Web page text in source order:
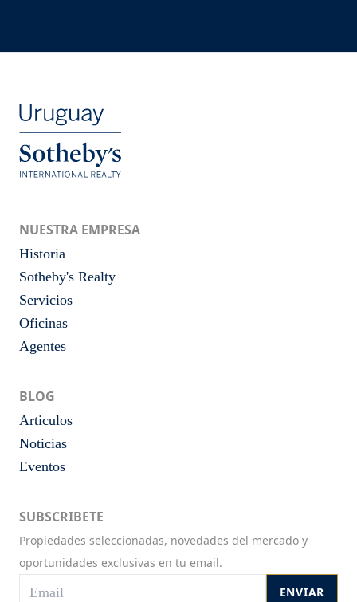
NUESTRA EMPRESA
Historia
Sotheby's Realty
Servicios
Oficinas
Agentes
BLOG
Articulos
Noticias
Eventos
SUBSCRIBETE
Propiedades seleccionadas, novedades del mercado y
oportunidades exclusivas en tu email.
ENVIAR